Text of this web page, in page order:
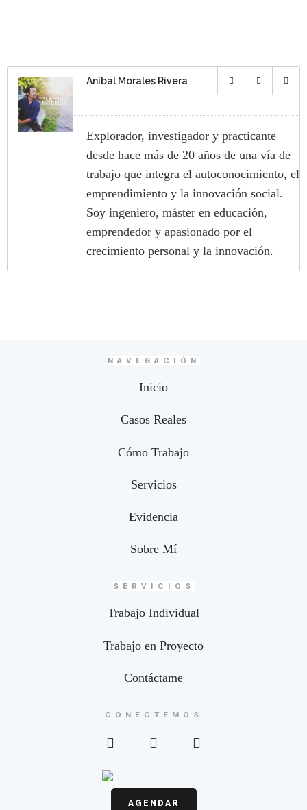
Aníbal Morales Rivera
Explorador, investigador y practicante
desde hace más de 20 años de una vía de
trabajo que integra el autoconocimiento, el
emprendimiento y la innovación social.
Soy ingeniero, máster en educación,
emprendedor y apasionado por el
crecimiento personal y la innovación.
NAVEGACIÓN
Inicio
Casos Reales
Cómo Trabajo
Servicios
Evidencia
Sobre Mí
SERVICIOS
Trabajo Individual
Trabajo en Proyecto
Contáctame
CONECTEMOS
AGENDAR